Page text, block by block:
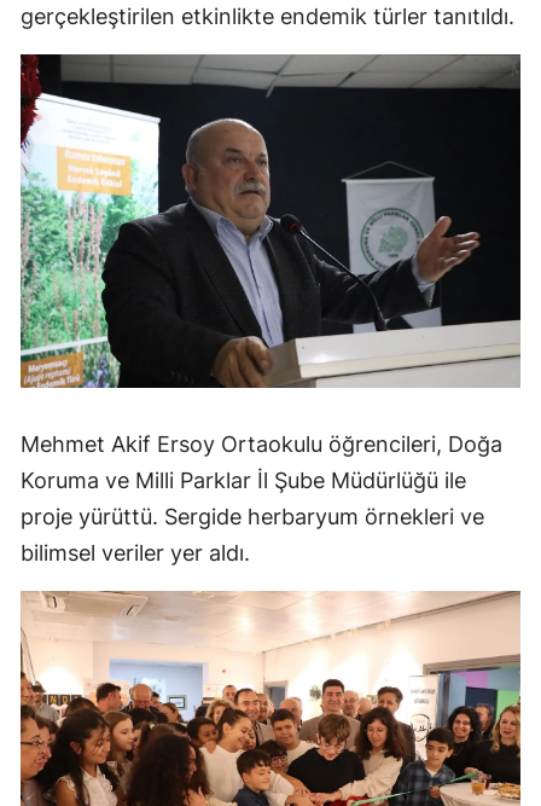
gerçekleştirilen etkinlikte endemik türler tanıtıldı.
Mehmet Akif Ersoy Ortaokulu öğrencileri, Doğa
Koruma ve Milli Parklar İl Şube Müdürlüğü ile
proje yürüttü. Sergide herbaryum örnekleri ve
bilimsel veriler yer aldı.